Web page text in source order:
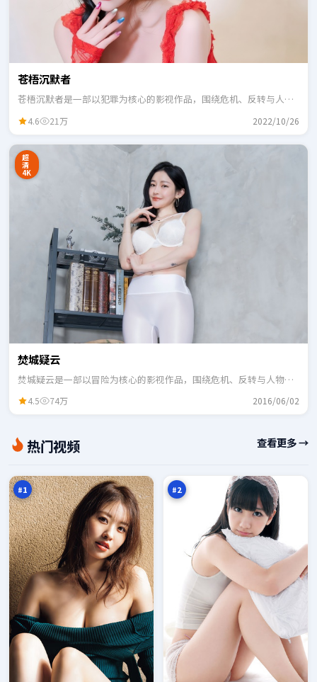
苍梧沉默者
苍梧沉默者是一部以犯罪为核心的影视作品，围绕危机、反转与人物
4.6 21万 2022/10/26
超
清
4K
焚城疑云
焚城疑云是一部以冒险为核心的影视作品，围绕危机、反转与人物成
4.5 74万 2016/06/02
热门视频 查看更多 →
#1
声
列 98
#2
南
港